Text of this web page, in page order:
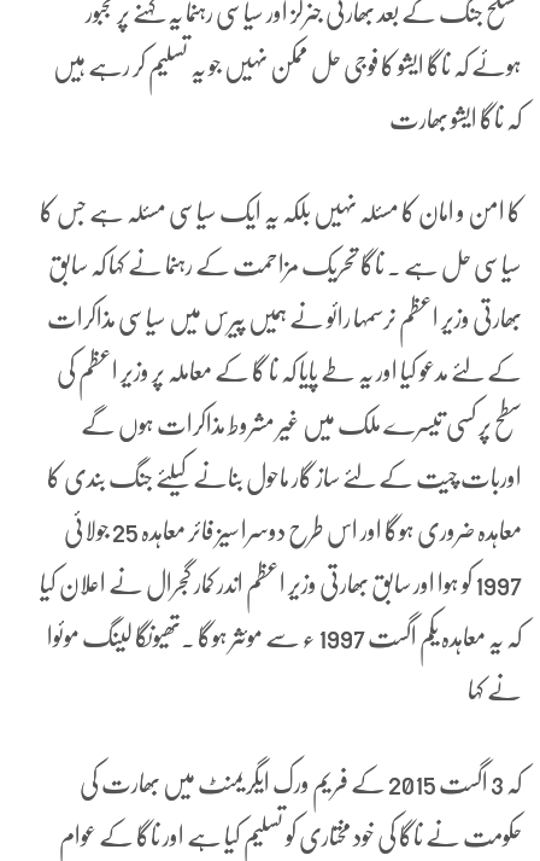
مسلح جنگ کے بعد بھارتی جنرلز اور سیاسی رہنما یہ کہنے پر مجبور
ہوئے کہ ناگا ایشو کا فوجی حل ممکن نہیں جو یہ تسلیم کر رہے ہیں
کہ ناگا ایشو بھارت
کا امن و امان کا مسئلہ نہیں بلکہ یہ ایک سیاسی مسئلہ ہے جس کا
سیاسی حل ہے ۔ ناگا تحریک مزاحمت کے رہنما نے کہا کہ سابق
بھارتی وزیر اعظم نرسمہا رائو نے ہمیں پیرس میں سیاسی مذاکرات
کے لئے مدعو کیا اور یہ طے پایا کہ نا گا کے معاملہ پر وزیر اعظم کی
سطح پر کسی تیسرے ملک میں غیر مشروط مذاکرات ہوں گے
اوربات چیت کے لئے ساز گار ماحول بنانے کیلئے جنگ بندی کا
معاہدہ ضروری ہوگا اور اس طرح دوسرا سیز فائر معاہدہ 25 جولائی
1997 کو ہوا اور سابق بھارتی وزیر اعظم اندر کمار گجرال نے اعلان کیا
کہ یہ معاہدہ یکم اگست 1997 ء سے موئثر ہوگا ۔تھیونگا لینگ موئوا
نے کہا
کہ 3 اگست 2015 کے فریم ورک ایگریمنٹ میں بھارت کی
حکومت نے ناگا کی خود مختاری کو تسلیم کیا ہے اور ناگا کے عوام